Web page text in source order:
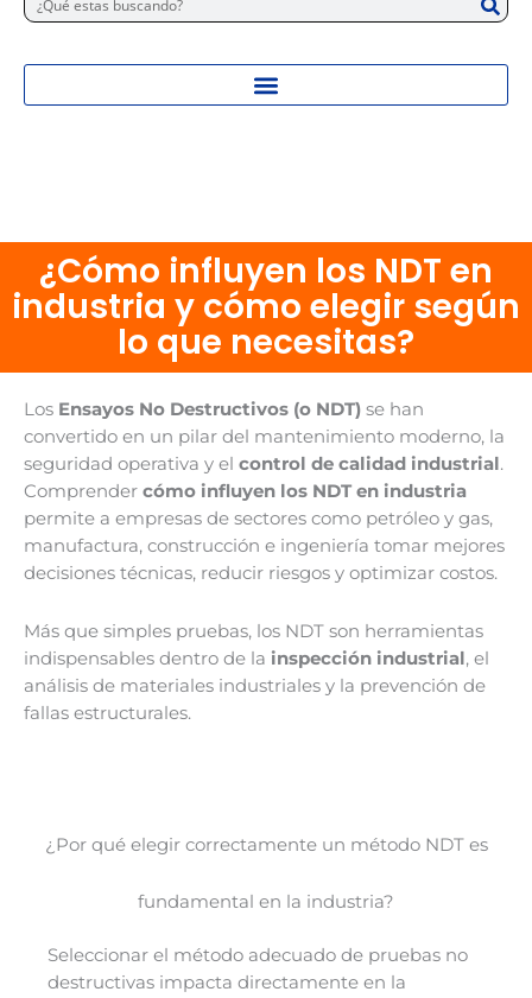
¿Cómo influyen los NDT en
industria y cómo elegir según
lo que necesitas?
Los Ensayos No Destructivos (o NDT) se han
convertido en un pilar del mantenimiento moderno, la
seguridad operativa y el control de calidad industrial.
Comprender cómo influyen los NDT en industria
permite a empresas de sectores como petróleo y gas,
manufactura, construcción e ingeniería tomar mejores
decisiones técnicas, reducir riesgos y optimizar costos.
Más que simples pruebas, los NDT son herramientas
indispensables dentro de la inspección industrial, el
análisis de materiales industriales y la prevención de
fallas estructurales.
¿Por qué elegir correctamente un método NDT es
fundamental en la industria?
Seleccionar el método adecuado de pruebas no
destructivas impacta directamente en la